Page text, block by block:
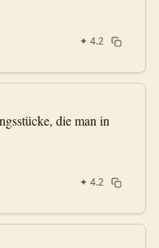
✦ 4.2
die man in
✦ 4.2